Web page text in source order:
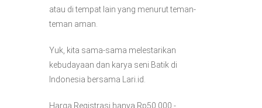
atau di tempat lain yang menurut teman-
teman aman.
Yuk, kita sama-sama melestarikan
kebudayaan dan karya seni Batik di
Indonesia bersama Lari.id.
Harga Registrasi hanya Rp50.000,-